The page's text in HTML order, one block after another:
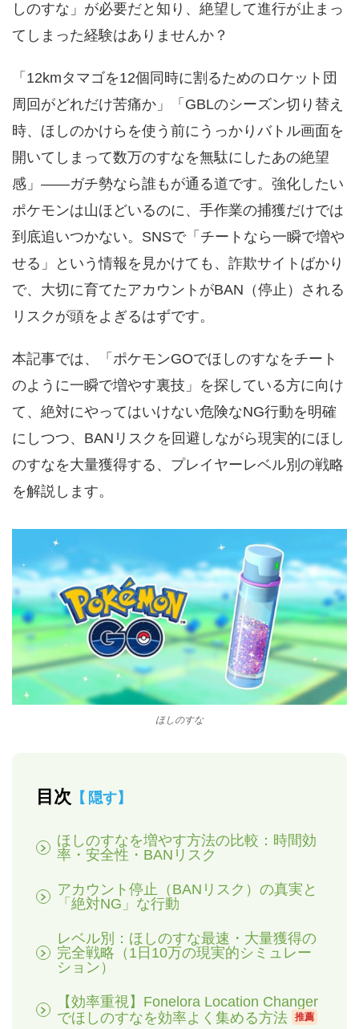
しのすな」が必要だと知り、絶望して進行が止まっ
てしまった経験はありませんか？
「12kmタマゴを12個同時に割るためのロケット団
周回がどれだけ苦痛か」「GBLのシーズン切り替え
時、ほしのかけらを使う前にうっかりバトル画面を
開いてしまって数万のすなを無駄にしたあの絶望
感」――ガチ勢なら誰もが通る道です。強化したい
ポケモンは山ほどいるのに、手作業の捕獲だけでは
到底追いつかない。SNSで「チートなら一瞬で増や
せる」という情報を見かけても、詐欺サイトばかり
で、大切に育てたアカウントがBAN（停止）される
リスクが頭をよぎるはずです。
本記事では、「ポケモンGOでほしのすなをチート
のように一瞬で増やす裏技」を探している方に向け
て、絶対にやってはいけない危険なNG行動を明確
にしつつ、BANリスクを回避しながら現実的にほし
のすなを大量獲得する、プレイヤーレベル別の戦略
を解説します。
ほしのすな
目次 隠す
ほしのすなを増やす方法の比較：時間効
率・安全性・BANリスク
アカウント停止（BANリスク）の真実と
「絶対NG」な行動
レベル別：ほしのすな最速・大量獲得の
完全戦略（1日10万の現実的シミュレー
ション）
【効率重視】Fonelora Location Changer
でほしのすなを効率よく集める方法
推薦